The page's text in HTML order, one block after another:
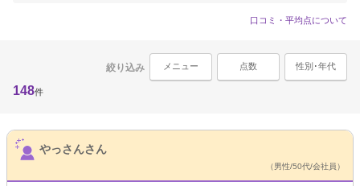
口コミ・平均点について
絞り込み メニュー 点数 性別･年代
148件
サロンPick Up
やっさんさん
（男性/50代/会社員）